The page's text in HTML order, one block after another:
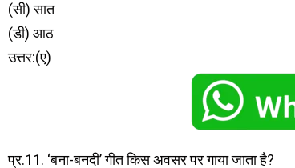
(सी) सात
(डी) आठ
उत्तर:(ए)
प्र.11. ‘बना-बनदी’ गीत किस अवसर पर गाया जाता है?